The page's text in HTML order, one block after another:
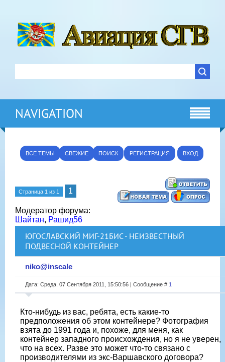
NAVIGATION
ВСЕ ТЕМЫ СВЕЖИЕ ПОИСК РЕГИСТРАЦИЯ ВХОД
Страница 1 из 1 1
Модератор форума:
Шайтан, Рашид56
ЮГОСЛАВСКИЙ МИГ-21БИС - НЕИЗВЕСТНЫЙ
ПОДВЕСНОЙ КОНТЕЙНЕР
niko@inscale
Дата: Среда, 07 Сентября 2011, 15:50:56 | Сообщение # 1
Кто-нибудь из вас, ребята, есть какие-то
предположения об этом контейнере? Фотография
взята до 1991 года и, похоже, для меня, как
контейнер западного происхождения, но я не уверен,
что на всех. Разве это может что-то связано с
производителями из экс-Варшавского договора?